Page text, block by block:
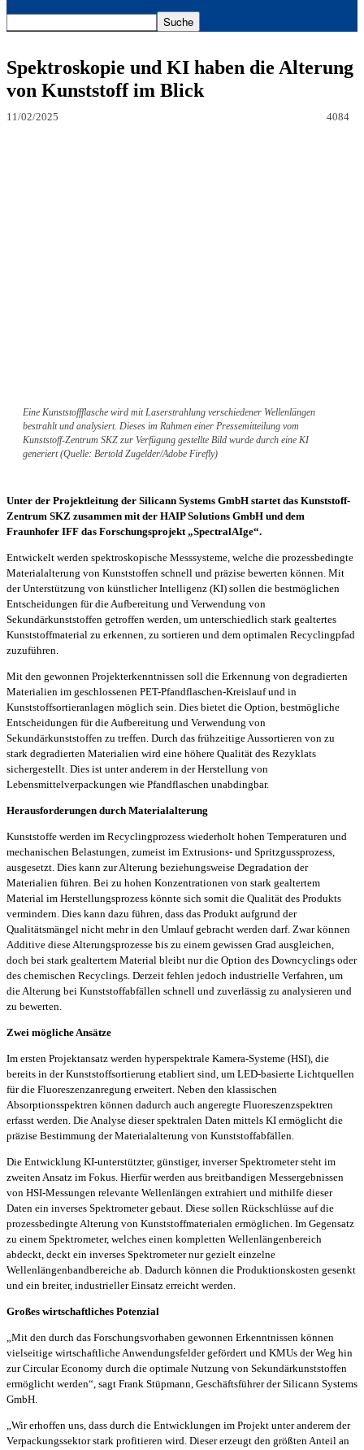
Spektroskopie und KI haben die Alterung
von Kunststoff im Blick
11/02/2025 4084
Eine Kunststoffflasche wird mit Laserstrahlung verschiedener Wellenlängen
bestrahlt und analysiert. Dieses im Rahmen einer Pressemitteilung vom
Kunststoff-Zentrum SKZ zur Verfügung gestellte Bild wurde durch eine KI
generiert (Quelle: Bertold Zugelder/Adobe Firefly)
Unter der Projektleitung der Silicann Systems GmbH startet das Kunststoff-
Zentrum SKZ zusammen mit der HAIP Solutions GmbH und dem
Fraunhofer IFF das Forschungsprojekt „SpectralAIge“.
Entwickelt werden spektroskopische Messsysteme, welche die prozessbedingte
Materialalterung von Kunststoffen schnell und präzise bewerten können. Mit
der Unterstützung von künstlicher Intelligenz (KI) sollen die bestmöglichen
Entscheidungen für die Aufbereitung und Verwendung von
Sekundärkunststoffen getroffen werden, um unterschiedlich stark gealtertes
Kunststoffmaterial zu erkennen, zu sortieren und dem optimalen Recyclingpfad
zuzuführen.
Mit den gewonnen Projekterkenntnissen soll die Erkennung von degradierten
Materialien im geschlossenen PET-Pfandflaschen-Kreislauf und in
Kunststoffsortieranlagen möglich sein. Dies bietet die Option, bestmögliche
Entscheidungen für die Aufbereitung und Verwendung von
Sekundärkunststoffen zu treffen. Durch das frühzeitige Aussortieren von zu
stark degradierten Materialien wird eine höhere Qualität des Rezyklats
sichergestellt. Dies ist unter anderem in der Herstellung von
Lebensmittelverpackungen wie Pfandflaschen unabdingbar.
Herausforderungen durch Materialalterung
Kunststoffe werden im Recyclingprozess wiederholt hohen Temperaturen und
mechanischen Belastungen, zumeist im Extrusions- und Spritzgussprozess,
ausgesetzt. Dies kann zur Alterung beziehungsweise Degradation der
Materialien führen. Bei zu hohen Konzentrationen von stark gealtertem
Material im Herstellungsprozess könnte sich somit die Qualität des Produkts
vermindern. Dies kann dazu führen, dass das Produkt aufgrund der
Qualitätsmängel nicht mehr in den Umlauf gebracht werden darf. Zwar können
Additive diese Alterungsprozesse bis zu einem gewissen Grad ausgleichen,
doch bei stark gealtertem Material bleibt nur die Option des Downcyclings oder
des chemischen Recyclings. Derzeit fehlen jedoch industrielle Verfahren, um
die Alterung bei Kunststoffabfällen schnell und zuverlässig zu analysieren und
zu bewerten.
Zwei mögliche Ansätze
Im ersten Projektansatz werden hyperspektrale Kamera-Systeme (HSI), die
bereits in der Kunststoffsortierung etabliert sind, um LED-basierte Lichtquellen
für die Fluoreszenzanregung erweitert. Neben den klassischen
Absorptionsspektren können dadurch auch angeregte Fluoreszenzspektren
erfasst werden. Die Analyse dieser spektralen Daten mittels KI ermöglicht die
präzise Bestimmung der Materialalterung von Kunststoffabfällen.
Die Entwicklung KI-unterstützter, günstiger, inverser Spektrometer steht im
zweiten Ansatz im Fokus. Hierfür werden aus breitbandigen Messergebnissen
von HSI-Messungen relevante Wellenlängen extrahiert und mithilfe dieser
Daten ein inverses Spektrometer gebaut. Diese sollen Rückschlüsse auf die
prozessbedingte Alterung von Kunststoffmaterialen ermöglichen. Im Gegensatz
zu einem Spektrometer, welches einen kompletten Wellenlängenbereich
abdeckt, deckt ein inverses Spektrometer nur gezielt einzelne
Wellenlängenbandbereiche ab. Dadurch können die Produktionskosten gesenkt
und ein breiter, industrieller Einsatz erreicht werden.
Großes wirtschaftliches Potenzial
„Mit den durch das Forschungsvorhaben gewonnen Erkenntnissen können
vielseitige wirtschaftliche Anwendungsfelder gefördert und KMUs der Weg hin
zur Circular Economy durch die optimale Nutzung von Sekundärkunststoffen
ermöglicht werden“, sagt Frank Stüpmann, Geschäftsführer der Silicann Systems
GmbH.
„Wir erhoffen uns, dass durch die Entwicklungen im Projekt unter anderem der
Verpackungssektor stark profitieren wird. Dieser erzeugt den größten Anteil an